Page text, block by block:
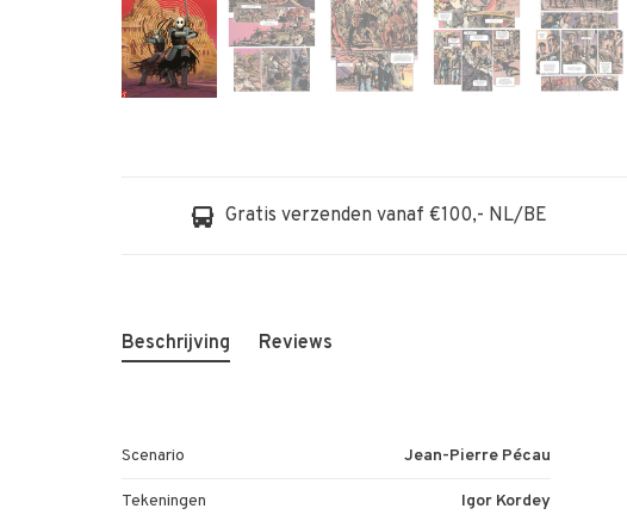
Gratis verzenden vanaf €100,- NL/BE
Beschrijving Reviews
Scenario Jean-Pierre Pécau
Tekeningen Igor Kordey